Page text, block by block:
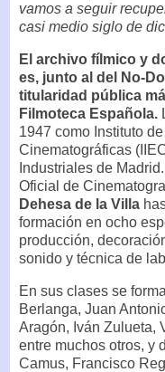
vamos a seguir
casi medio siglo de
El archivo fílmico y
es, junto al del No-
titularidad pública
Filmoteca Española.
1947 como Instituto
Cinematográficas
Industriales de
Oficial de
Dehesa de la Villa
formación en ocho
producción,
sonido y técnica de
En sus clases se
Berlanga, Juan
Aragón, Iván Zulueta,
entre muchos otros, y
Camus, Francisco